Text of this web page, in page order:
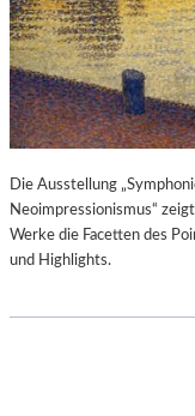
Die Ausstellung
Neoimpressionismus“
Werke die Facetten des
und Highlights.